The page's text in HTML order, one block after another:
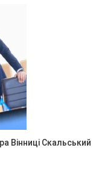
Вінниці Скальський